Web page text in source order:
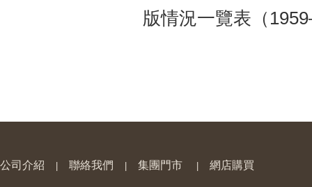
版情況一覽表（
公司介紹 聯絡我們 集團門市 網店購買